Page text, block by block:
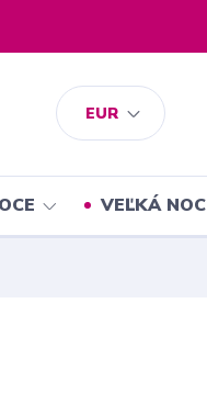
EUR
VEĽKÁ NOC